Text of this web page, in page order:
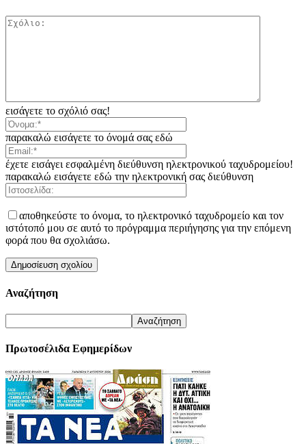
εισάγετε το σχόλιό σας!
παρακαλώ εισάγετε το όνομά σας εδώ
έχετε εισάγει εσφαλμένη διεύθυνση ηλεκτρονικού ταχυδρομείου!
παρακαλώ εισάγετε εδώ την ηλεκτρονική σας διεύθυνση
αποθηκεύστε το όνομα, το ηλεκτρονικό ταχυδρομείο και τον
ιστότοπό μου σε αυτό το πρόγραμμα περιήγησης για την επόμενη
φορά που θα σχολιάσω.
Αναζήτηση
Πρωτοσέλιδα Εφημερίδων